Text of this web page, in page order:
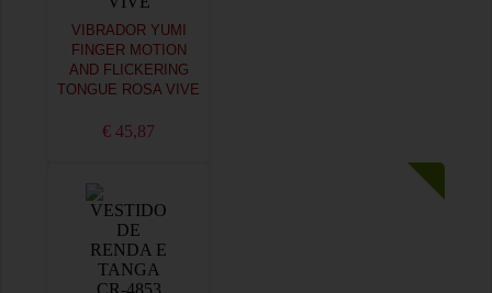
VIBRADOR YUMI
FINGER MOTION
AND FLICKERING
TONGUE ROSA VIVE
€ 45,87